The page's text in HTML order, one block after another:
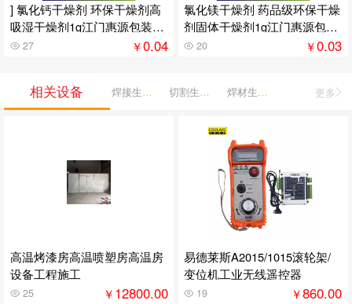
] 氯化钙干燥剂 环保干燥剂高
吸湿干燥剂1g江门惠源包装供
应 27 ￥0.04
氯化镁干燥剂 药品级环保干燥
剂固体干燥剂1g江门惠源包装
供应
20 ￥0.03
相关设备 焊接生产机械 切割生产机械 焊材生产机械 更多
高温烤漆房高温喷塑房高温房
设备工程施工
25 ￥12800.00
易德莱斯A2015/1015滚轮架/
变位机工业无线遥控器
19 ￥860.00